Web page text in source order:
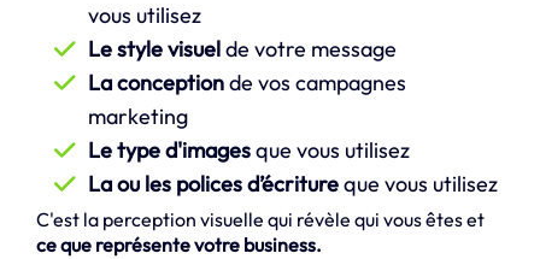
vous utilisez
Le style visuelde votre message
La conceptionde vos campagnes
marketing
Le type d'imagesque vous utilisez
La ou les polices d’écritureque vous utilisez
C'est la perception visuelle qui révèle qui vous êtes et
ce que représente votre business.